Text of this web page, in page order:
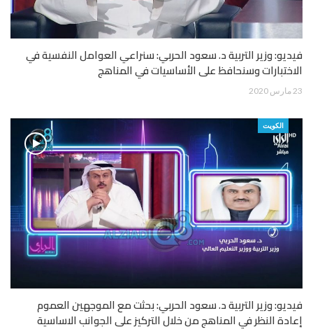
فيديو: وزير التربية د. سعود الحربي: سنراعي العوامل النفسية في
الاختبارات وسنحافظ على الأساسيات في المناهج
23 مارس 2020
الكويت
فيديو: وزير التربية د. سعود الحربي: بحثت مع الموجهين العموم
إعادة النظر في المناهج من خلال التركيز على الجوانب الاساسية